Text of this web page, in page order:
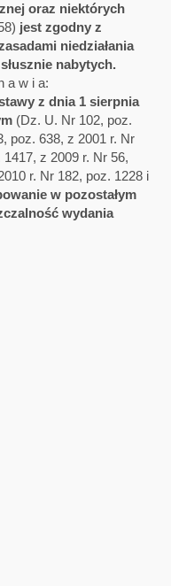
oraz niektórych
jest zgodny z
niedziałania
nabytych.
a w i a:​
z dnia 1 sierpnia
(Dz. U. Nr 102, poz.
poz. 638, z 2001 r. Nr
z 2009 r. Nr 56,
r. Nr 182, poz. 1228 i
w pozostałym
wydania